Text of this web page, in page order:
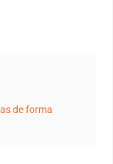
de forma